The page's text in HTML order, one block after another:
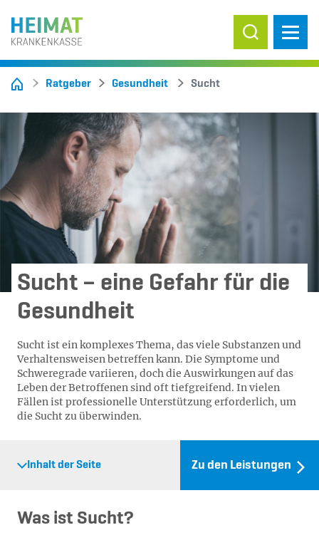
Suche ein-/
Ratgeber Gesundheit Sucht
Sucht – eine Gefahr für die
Gesundheit
Sucht ist ein komplexes Thema, das viele Substanzen und
Verhaltensweisen betreffen kann. Die Symptome und
Schweregrade variieren, doch die Auswirkungen auf das
Leben der Betroffenen sind oft tiefgreifend. In vielen
Fällen ist professionelle Unterstützung erforderlich, um
die Sucht zu überwinden.
Inhalt der Seite Zu den Leistungen
Was ist Sucht?